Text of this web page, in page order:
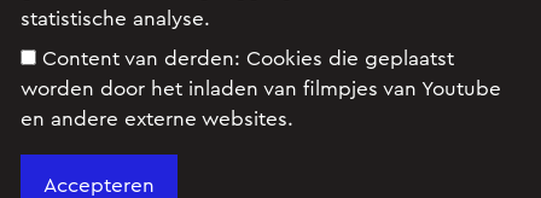
statistische analyse.
Content van derden: Cookies die geplaatst
worden door het inladen van filmpjes van Youtube
en andere externe websites.